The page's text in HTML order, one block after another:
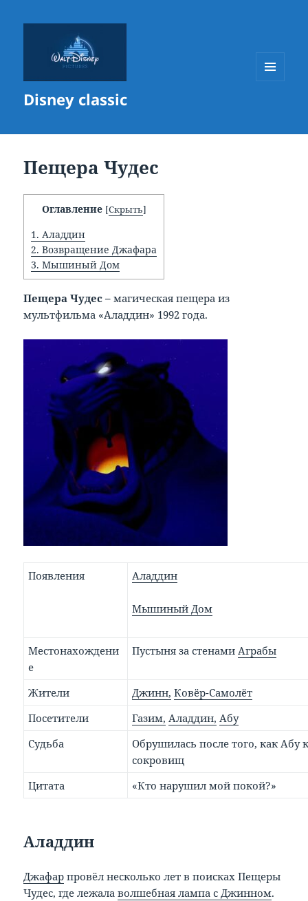
Disney classic
Пещера Чудес
Оглавление [Скрыть]
1. Аладдин
2. Возвращение Джафара
3. Мышиный Дом
Пещера Чудес –магическая пещера из
мультфильма «Аладдин» 1992 года.
Появления Аладдин
Мышиный Дом
Местонахождени
е
Пустыня за стенами Аграбы
Жители Джинн, Ковёр-Самолёт
Посетители
Газим, Аладдин, Абу
Судьба
Обрушилась после того, как Абу
сокровищ
Цитата
«Кто нарушил мой покой?»
Аладдин
Джафар провёл несколько лет в поисках Пещеры
Чудес, где лежалаволшебная лампа с Джинном.